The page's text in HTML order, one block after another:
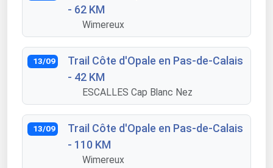
- 62 KM
Wimereux
13/09
Trail Côte d'Opale en Pas-de-Calais
- 42 KM
ESCALLES Cap Blanc Nez
13/09
Trail Côte d'Opale en Pas-de-Calais
- 110 KM
Wimereux